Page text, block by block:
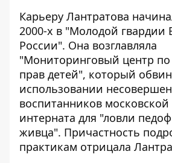
Карьеру Лантратова
2000-х в "Молодой гвардии
России". Она возглавляла
"Мониторинговый центр
прав детей", который
использовании
воспитанников
интерната для "ловли
живца". Причастность
практикам отрицала